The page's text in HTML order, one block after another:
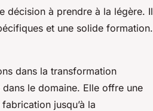
décision à prendre à la légère. Il
et une solide formation.
dans la transformation
le domaine. Elle offre une
jusqu’à la